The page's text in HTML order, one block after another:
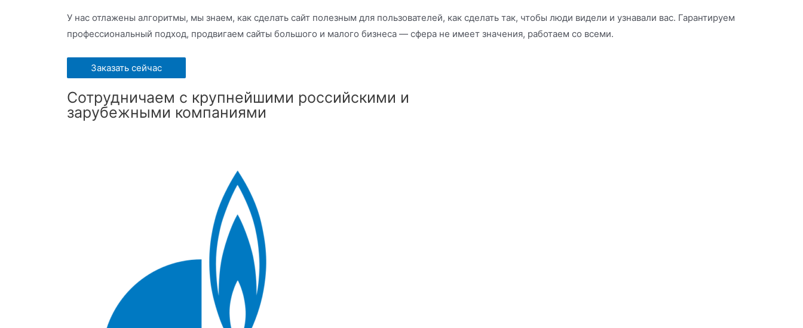
У нас отлажены алгоритмы, мы знаем, как сделать сайт полезным для пользователей, как сделать так, чтобы люди видели и узнавали вас. Гарантируем
профессиональный подход, продвигаем сайты большого и малого бизнеса — сфера не имеет значения, работаем со всеми.
Заказать сейчас
Сотрудничаем с крупнейшими российскими и
зарубежными компаниями